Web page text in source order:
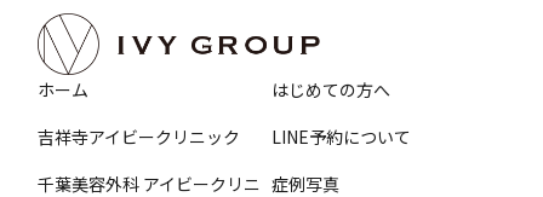
ホーム
吉祥寺アイビークリニック
千葉美容外科 アイビークリニ
はじめての方へ
LINE予約について
症例写真